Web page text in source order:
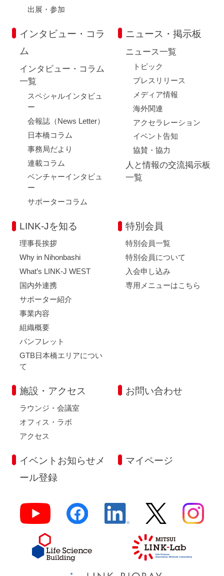
出展・参加
インタビュー・コラ
ム
インタビュー・コラム
一覧
スペシャルインタビュ
ー
会報誌（News Letter）
日本橋コラム
事務局だより
連載コラム
ベンチャーインタビュ
ー
サポーターコラム
ニュース・掲示板
ニュース一覧
トピック
プレスリリース
メディア情報
海外関連
アクセラレーション
イベント告知
協賛・協力
人と情報の交流掲示板
一覧
LINK-Jを知る
理事長挨拶
Why in Nihonbashi
What’s LINK-J WEST
国内外連携
サポーター紹介
事業内容
組織概要
パンフレット
GTB日本橋エリアについ
て
特別会員
特別会員一覧
特別会員について
入会申し込み
専用メニューはこちら
施設・アクセス
ラウンジ・会議室
オフィス・ラボ
アクセス
お問い合わせ
イベントお知らせメ
ール登録
マイページ